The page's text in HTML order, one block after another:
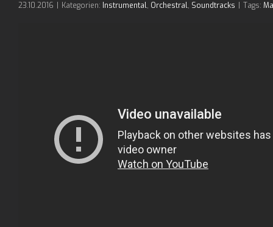
23.10.2016 Kategorien: Instrumental, Orchestral, Soundtracks Tags: